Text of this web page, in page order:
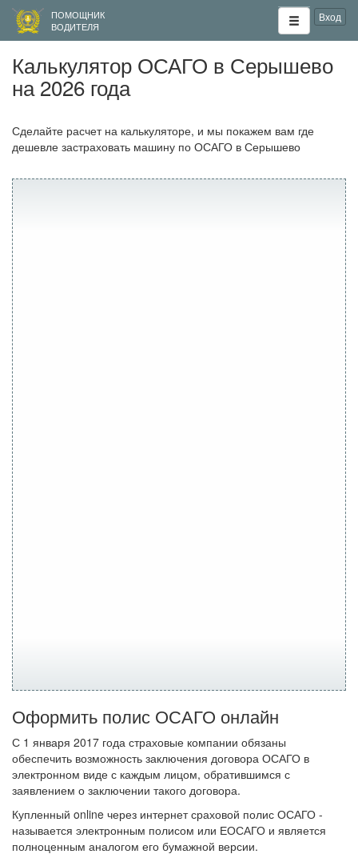
ПОМОЩНИК
ВОДИТЕЛЯ
Вход
Калькулятор ОСАГО в Серышево
на 2026 года
Сделайте расчет на калькуляторе, и мы покажем вам где
дешевле застраховать машину по ОСАГО в Серышево
Оформить полис ОСАГО онлайн
С 1 января 2017 года страховые компании обязаны
обеспечить возможность заключения договора ОСАГО в
электронном виде с каждым лицом, обратившимся с
заявлением о заключении такого договора.
Купленный online через интернет сраховой полис ОСАГО -
называется электронным полисом или ЕОСАГО и является
полноценным аналогом его бумажной версии.